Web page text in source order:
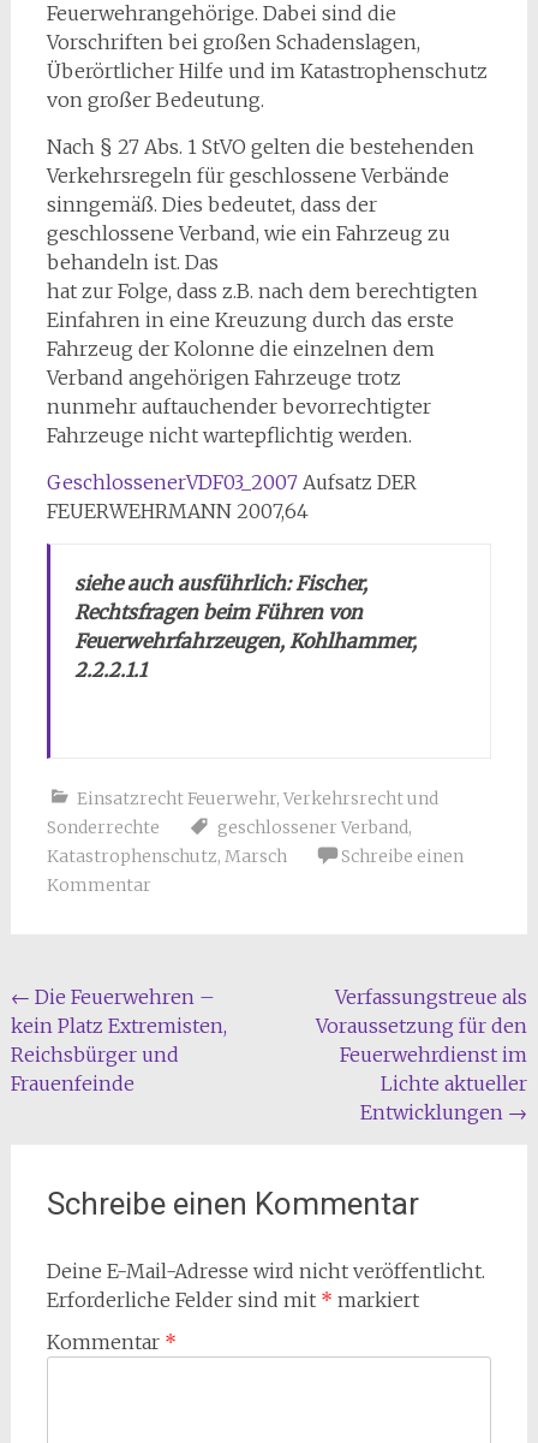
Feuerwehrangehörige. Dabei sind die
Vorschriften bei großen Schadenslagen,
Überörtlicher Hilfe und im Katastrophenschutz
von großer Bedeutung.
Nach § 27 Abs. 1 StVO gelten die bestehenden
Verkehrsregeln für geschlossene Verbände
sinngemäß. Dies bedeutet, dass der
geschlossene Verband, wie ein Fahrzeug zu
behandeln ist. Das
hat zur Folge, dass z.B. nach dem berechtigten
Einfahren in eine Kreuzung durch das erste
Fahrzeug der Kolonne die einzelnen dem
Verband angehörigen Fahrzeuge trotz
nunmehr auftauchender bevorrechtigter
Fahrzeuge nicht wartepflichtig werden.
GeschlossenerVDF03_2007Aufsatz DER
FEUERWEHRMANN 2007,64
siehe auch ausführlich: Fischer,
Rechtsfragen beim Führen von
Feuerwehrfahrzeugen, Kohlhammer,
2.2.2.1.1
Einsatzrecht Feuerwehr, Verkehrsrecht und
Sonderrechte
geschlossener Verband,
Katastrophenschutz, Marsch
Schreibe einen
Kommentar
Beitragsnavigation
← Die Feuerwehren –
kein Platz Extremisten,
Reichsbürger und
Frauenfeinde
Verfassungstreue als
Voraussetzung für den
Feuerwehrdienst im
Lichte aktueller
Entwicklungen →
Schreibe einen Kommentar
Deine E-Mail-Adresse wird nicht veröffentlicht.
Erforderliche Felder sind mit * markiert
Kommentar *